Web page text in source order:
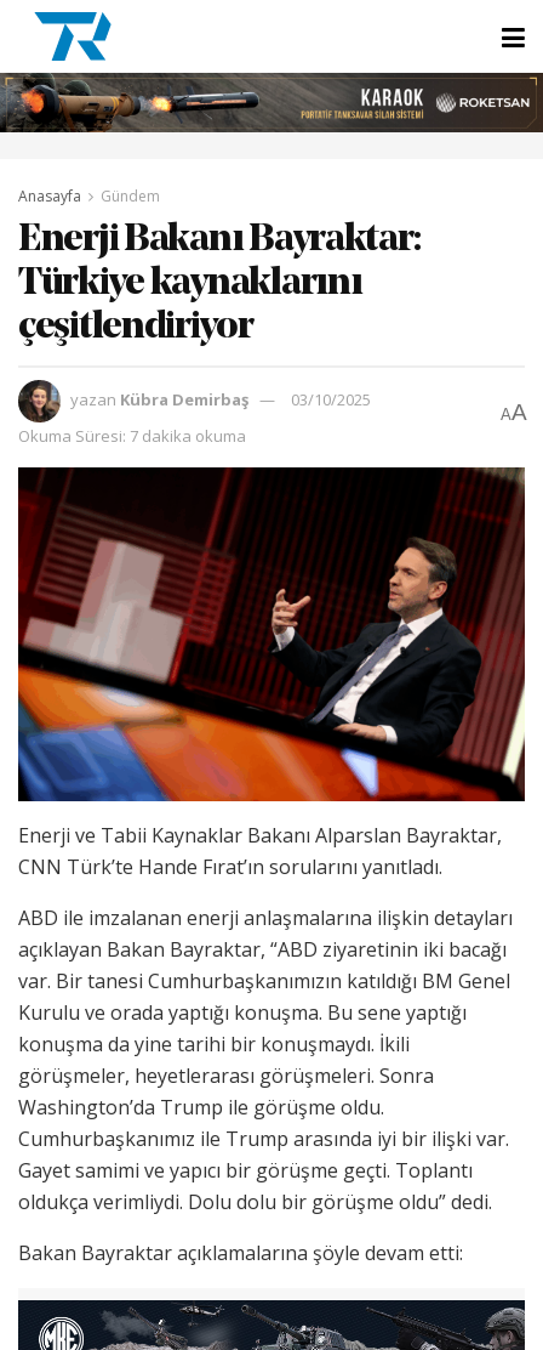
Anasayfa Gündem
Enerji Bakanı Bayraktar:
Türkiye kaynaklarını
çeşitlendiriyor
yazan Kübra Demirbaş
03/10/2025
Okuma Süresi: 7 dakika okuma
AA
Enerji ve Tabii Kaynaklar Bakanı Alparslan Bayraktar,
CNN Türk’te Hande Fırat’ın sorularını yanıtladı.
ABD ile imzalanan enerji anlaşmalarına ilişkin detayları
açıklayan Bakan Bayraktar, “ABD ziyaretinin iki bacağı
var. Bir tanesi Cumhurbaşkanımızın katıldığı BM Genel
Kurulu ve orada yaptığı konuşma. Bu sene yaptığı
konuşma da yine tarihi bir konuşmaydı. İkili
görüşmeler, heyetlerarası görüşmeleri. Sonra
Washington’da Trump ile görüşme oldu.
Cumhurbaşkanımız ile Trump arasında iyi bir ilişki var.
Gayet samimi ve yapıcı bir görüşme geçti. Toplantı
oldukça verimliydi. Dolu dolu bir görüşme oldu” dedi.
Bakan Bayraktar açıklamalarına şöyle devam etti: